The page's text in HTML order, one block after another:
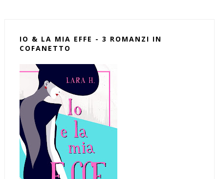
IO & LA MIA EFFE - 3 ROMANZI IN
COFANETTO